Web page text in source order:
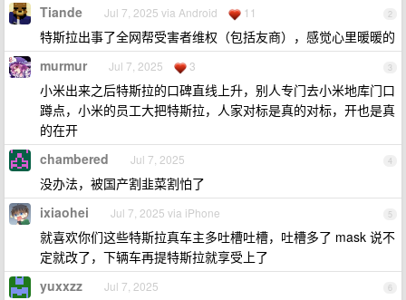
2
Tiande Jul 7, 2025 via Android 11
特斯拉出事了全网帮受害者维权（包括友商），感觉心里暖暖的
3
murmur Jul 7, 2025 3
小米出来之后特斯拉的口碑直线上升，别人专门去小米地库门口
蹲点，小米的员工大把特斯拉，人家对标是真的对标，开也是真
的在开
4
chambered Jul 7, 2025
没办法，被国产割韭菜割怕了
5
ixiaohei Jul 7, 2025 via iPhone
就喜欢你们这些特斯拉真车主多吐槽吐槽，吐槽多了 mask 说不
定就改了，下辆车再提特斯拉就享受上了
6
yuxxzz Jul 7, 2025